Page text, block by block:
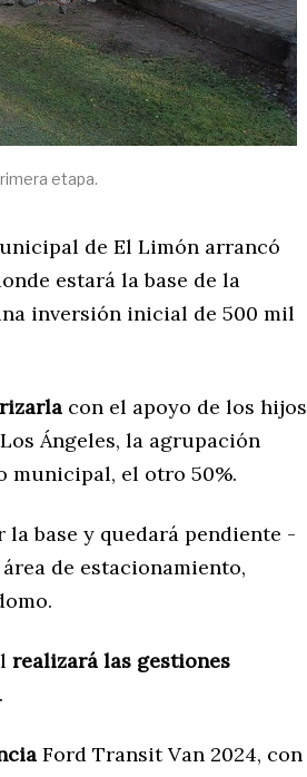
etapa.
de El Limón arrancó
estará la base de la
inversión inicial de 500 mil
con el apoyo de los hijos
Ángeles, la agrupación
municipal, el otro 50%.
base y quedará pendiente -
de estacionamiento,
realizará las gestiones
Ford Transit Van 2024, con